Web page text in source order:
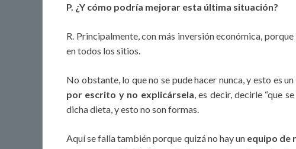
P. ¿Y cómo podría mejorar esta última situación?
R. Principalmente, con más inversión económica,
en todos los sitios.
No obstante, lo que no se pude hacer nunca, y esto es
por escrito y no explicársela, es decir, decirle “que
dicha dieta, y esto no son formas.
Aquí se falla también porque quizá no hay un equipo de